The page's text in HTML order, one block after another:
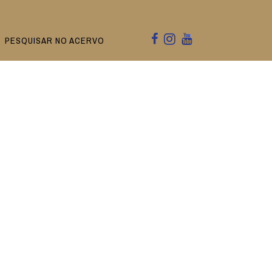
PESQUISAR NO ACERVO